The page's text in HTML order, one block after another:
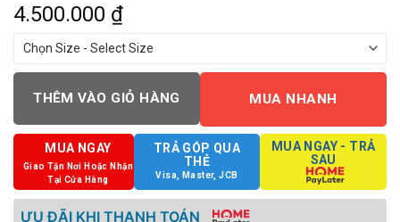
4.500.000 ₫
THÊM VÀO GIỎ HÀNG MUA NHANH
MUA NGAY
Giao Tận Nơi Hoặc Nhận
Tại Cửa Hàng
TRẢ GÓP QUA
THẺ
Visa, Master, JCB
MUA NGAY - TRẢ
SAU
ƯU ĐÃI KHI THANH TOÁN